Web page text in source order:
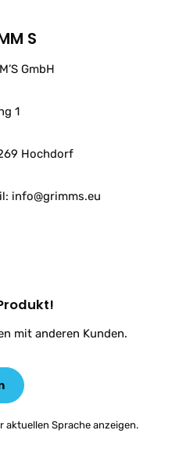
S
GmbH
1
Hochdorf
info@grimms.eu
von 0 von 5 Sternen
mit anderen Kunden.
aktuellen Sprache anzeigen.